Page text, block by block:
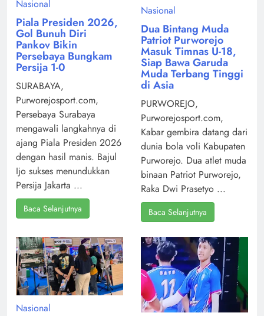
Nasional
Piala Presiden 2026,
Gol Bunuh Diri
Pankov Bikin
Persebaya Bungkam
Persija 1-0
SURABAYA,
Purworejosport.com,
Persebaya Surabaya
mengawali langkahnya di
ajang Piala Presiden 2026
dengan hasil manis. Bajul
Ijo sukses menundukkan
Persija Jakarta ...
Baca Selanjutnya
Nasional
Dua Bintang Muda
Patriot Purworejo
Masuk Timnas U-18,
Siap Bawa Garuda
Muda Terbang Tinggi
di Asia
PURWOREJO,
Purworejosport.com,
Kabar gembira datang dari
dunia bola voli Kabupaten
Purworejo. Dua atlet muda
binaan Patriot Purworejo,
Raka Dwi Prasetyo ...
Baca Selanjutnya
Nasional